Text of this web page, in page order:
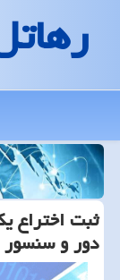
ثبت اختراع
دور و سنسور ۱۰۸ مگاپیكسلی